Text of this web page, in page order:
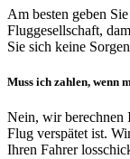
Am besten geben
Fluggesellschaft,
Sie sich keine
Muss ich zahlen, wenn
Nein, wir berechnen
Flug verspätet ist.
Ihren Fahrer